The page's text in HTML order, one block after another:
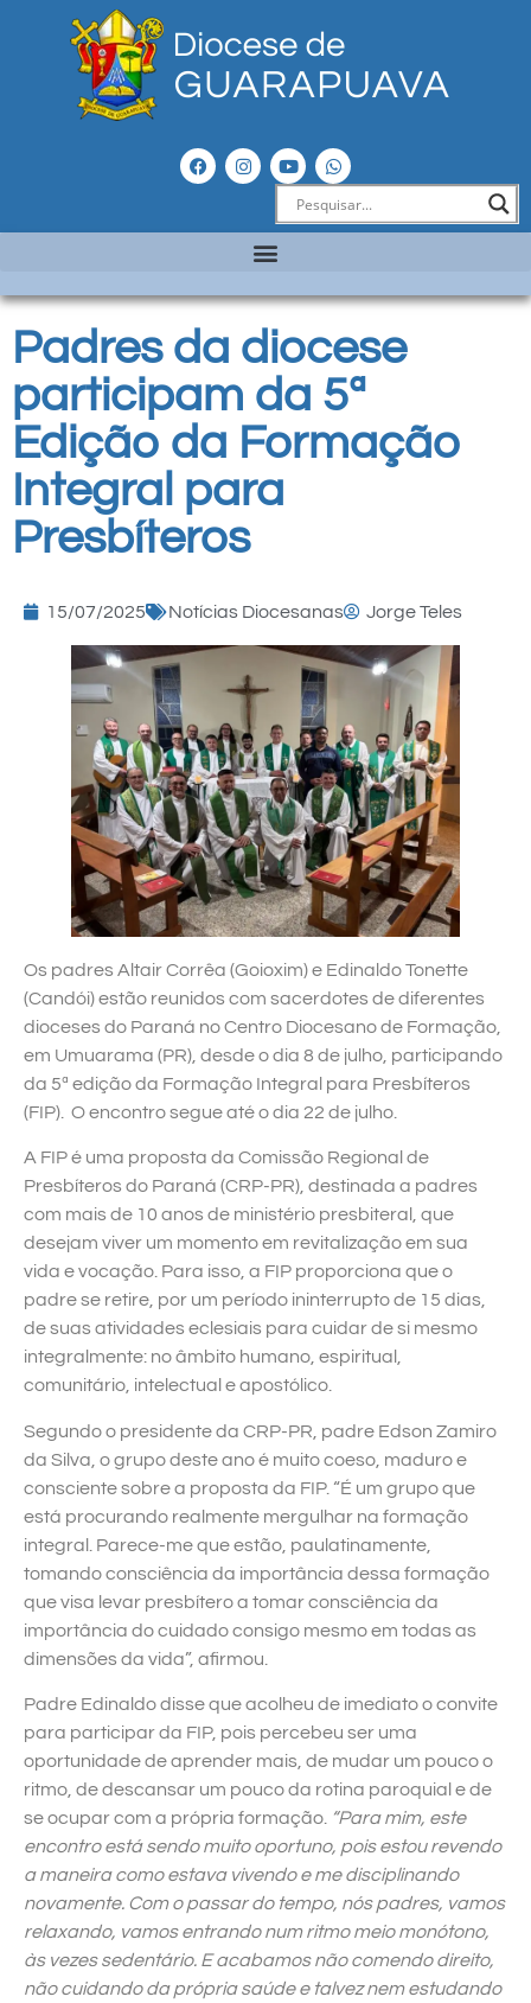
Padres da diocese
participam da 5ª
Edição da Formação
Integral para
Presbíteros
15/07/2025 Notícias Diocesanas Jorge Teles
Os padres Altair Corrêa (Goioxim) e Edinaldo Tonette
(Candói) estão reunidos com sacerdotes de diferentes
dioceses do Paraná no Centro Diocesano de Formação,
em Umuarama (PR), desde o dia 8 de julho, participando
da 5ª edição da Formação Integral para Presbíteros
(FIP). O encontro segue até o dia 22 de julho.
A FIP é uma proposta da Comissão Regional de
Presbíteros do Paraná (CRP-PR), destinada a padres
com mais de 10 anos de ministério presbiteral, que
desejam viver um momento em revitalização em sua
vida e vocação. Para isso, a FIP proporciona que o
padre se retire, por um período ininterrupto de 15 dias,
de suas atividades eclesiais para cuidar de si mesmo
integralmente: no âmbito humano, espiritual,
comunitário, intelectual e apostólico.
Segundo o presidente da CRP-PR, padre Edson Zamiro
da Silva, o grupo deste ano é muito coeso, maduro e
consciente sobre a proposta da FIP. “É um grupo que
está procurando realmente mergulhar na formação
integral. Parece-me que estão, paulatinamente,
tomando consciência da importância dessa formação
que visa levar presbítero a tomar consciência da
importância do cuidado consigo mesmo em todas as
dimensões da vida”, afirmou.
Padre Edinaldo disse que acolheu de imediato o convite
para participar da FIP, pois percebeu ser uma
oportunidade de aprender mais, de mudar um pouco o
ritmo, de descansar um pouco da rotina paroquial e de
se ocupar com a própria formação. “Para mim, este
encontro está sendo muito oportuno, pois estou revendo
a maneira como estava vivendo e me disciplinando
novamente. Com o passar do tempo, nós padres, vamos
relaxando, vamos entrando num ritmo meio monótono,
às vezes sedentário. E acabamos não comendo direito,
não cuidando da própria saúde e talvez nem estudando